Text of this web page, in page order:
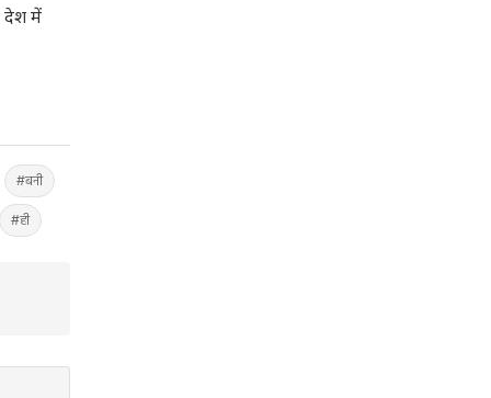
देश में
#बनी
#ही